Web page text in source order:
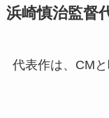
浜崎慎治監督
代表作は、CM